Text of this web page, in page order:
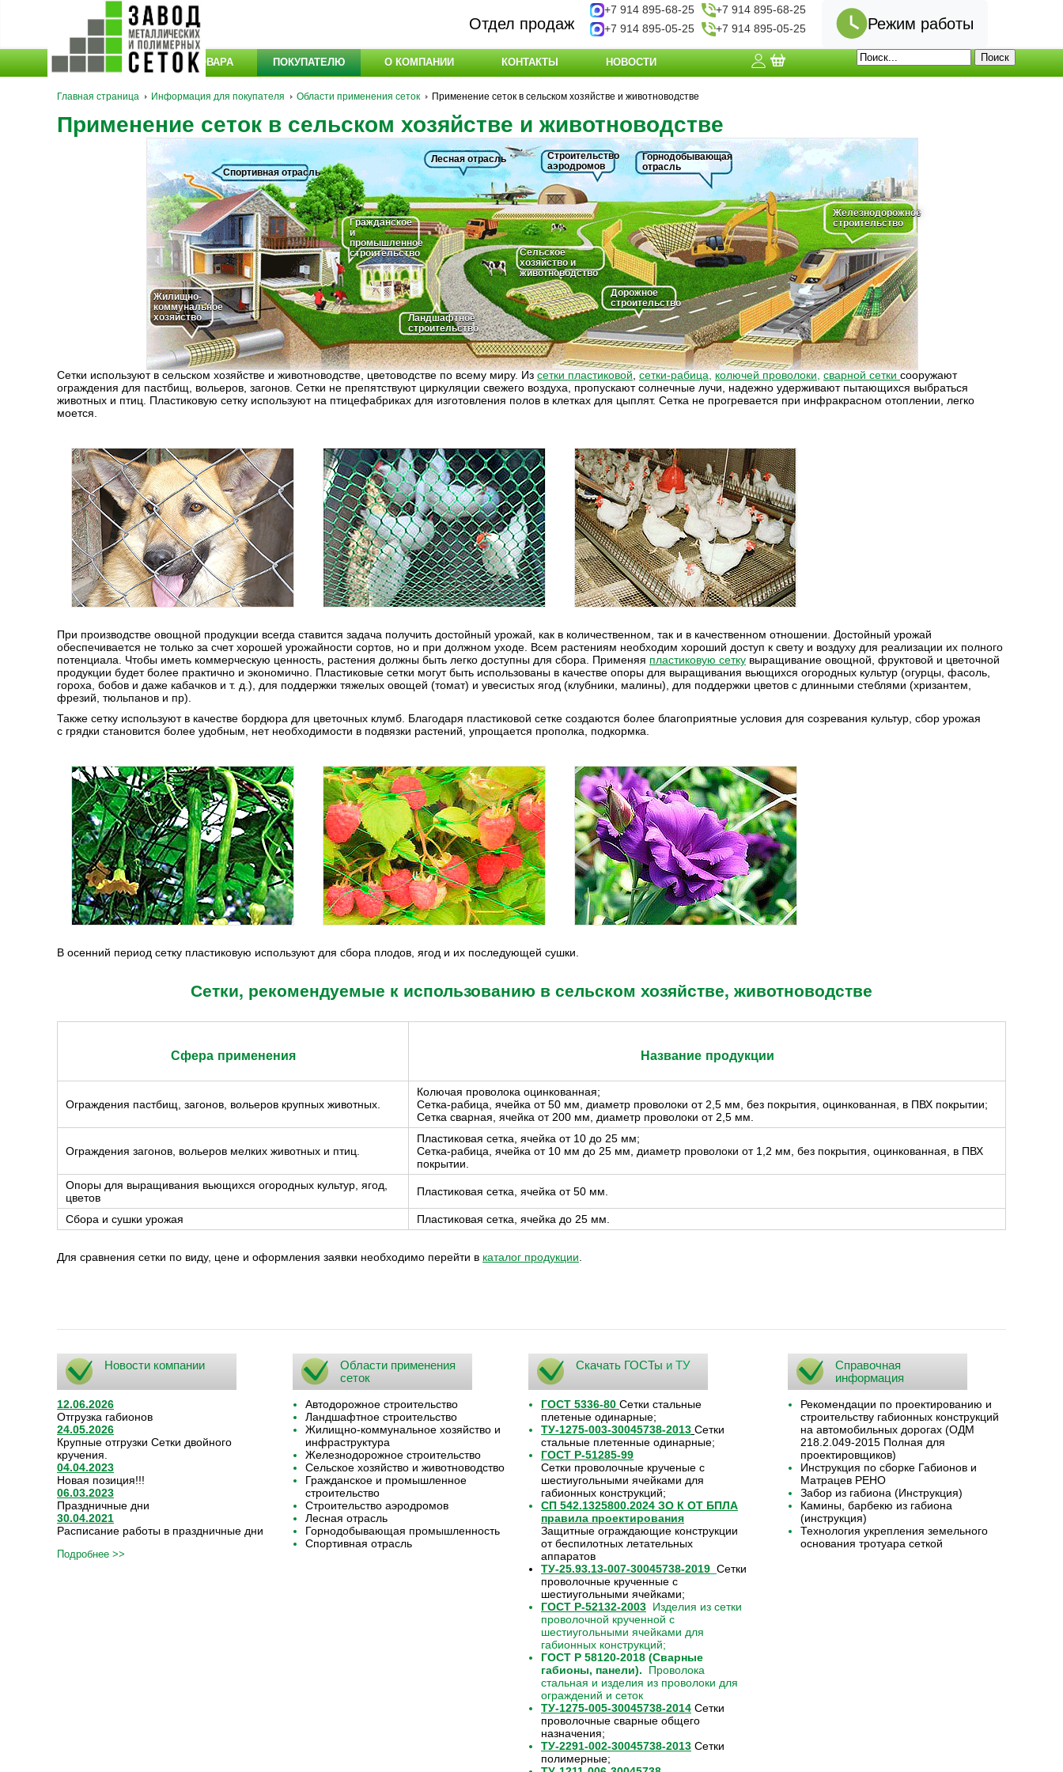
Отдел продаж
+7 914 895-68-25
+7 914 895-68-25
+7 914 895-05-25
+7 914 895-05-25 Режим работы
КАТАЛОГ ТОВАРА ПОКУПАТЕЛЮ О КОМПАНИИ КОНТАКТЫ НОВОСТИ
Главная страница Информация для покупателя Области применения сеток Применение сеток в сельском хозяйстве и животноводстве
Применение сеток в сельском хозяйстве и животноводстве
Спортивная отрасль
Лесная отрасль
Строительство
аэродромов
Горнодобывающая
отрасль
Гражданское
и
промышленное
строительство
Сельское
хозяйство и
животноводство
Железнодорожное
строительство
Жилищно-
коммунальное
хозяйство
Ландшафтное
строительство
Дорожное
строительство
Сетки используют в сельском хозяйстве и животноводстве, цветоводстве по всему миру. Из сетки пластиковой сетки-рабица колючей проволоки сварной сетки сооружают
ограждения для пастбищ, вольеров, загонов. Сетки не препятствуют циркуляции свежего воздуха, пропускают солнечные лучи, надежно удерживают пытающихся выбраться
животных и птиц. Пластиковую сетку используют на птицефабриках для изготовления полов в клетках для цыплят. Сетка не прогревается при инфракрасном отоплении, легко
моется.
При производстве овощной продукции всегда ставится задача получить достойный урожай, как в количественном, так и в качественном отношении. Достойный урожай
обеспечивается не только за счет хорошей урожайности сортов, но и при должном уходе. Всем растениям необходим хороший доступ к свету и воздуху для реализации их полного
потенциала. Чтобы иметь коммерческую ценность, растения должны быть легко доступны для сбора. Применяя пластиковую сетку выращивание овощной, фруктовой и цветочной
продукции будет более практично и экономично. Пластиковые сетки могут быть использованы в качестве опоры для выращивания вьющихся огородных культур (огурцы, фасоль,
гороха, бобов и даже кабачков и т. д. ), для поддержки тяжелых овощей (томат) и увесистых ягод (клубники, малины), для поддержки цветов с длинными стеблями (хризантем,
фрезий, тюльпанов и пр).
Также сетку используют в качестве бордюра для цветочных клумб. Благодаря пластиковой сетке создаются более благоприятные условия для созревания культур, сбор урожая
с грядки становится более удобным, нет необходимости в подвязки растений, упрощается прополка, подкормка.
В осенний период сетку пластиковую используют для сбора плодов, ягод и их последующей сушки.
Сетки, рекомендуемые к использованию в сельском хозяйстве, животноводстве
Сфера применения Название продукции
Ограждения пастбищ, загонов, вольеров крупных животных.
Колючая проволока оцинкованная;
Сетка-рабица , ячейка от 50 мм, диаметр проволоки от 2,5 мм, без покрытия, оцинкованная, в ПВХ покрытии;
Сетка сварная, ячейка от 200 мм, диаметр проволоки от 2,5 мм.
Ограждения загонов, вольеров мелких животных и птиц.
Пластиковая сетка, ячейка от 10 до 25 мм;
Сетка-рабица , ячейка от 10 мм до 25 мм, диаметр проволоки от 1,2 мм, без покрытия, оцинкованная, в ПВХ
покрытии.
Опоры для выращивания вьющихся огородных культур, ягод,
цветов
Пластиковая сетка, ячейка от 50 мм.
Сбора и сушки урожая Пластиковая сетка, ячейка до 25 мм.
Для сравнения сетки по виду, цене и оформления заявки необходимо перейти в каталог продукции
Новости компании
12.06.2026
Отгрузка габионов
24.05.2026
Крупные отгрузки Сетки двойного
кручения.
04.04.2023
Новая позиция!!!
06.03.2023
Праздничные дни
30.04.2021
Расписание работы в праздничные дни
Подробнее >>
Области применения
сеток
Автодорожное строительство
Ландшафтное строительство
Жилищно-коммунальное хозяйство и
инфраструктура
Железнодорожное строительство
Сельское хозяйство и животноводство
Гражданское и промышленное
строительство
Строительство аэродромов
Лесная отрасль
Горнодобывающая промышленность
Спортивная отрасль
Скачать ГОСТы и ТУ
ГОСТ 5336-80 Сетки стальные
плетеные одинарные;
ТУ-1275-003-30045738-2013 Сетки
стальные плетенные одинарные;
ГОСТ Р-51285-99
Сетки проволочные крученые с
шестиугольными ячейками для
габионных конструкций;
СП 542.1325800.2024 ЗО К ОТ БПЛА
правила проектирования
Защитные ограждающие конструкции
от беспилотных летательных
аппаратов
ТУ-25.93.13-007-30045738-2019 Сетки
проволочные крученные с
шестиугольными ячейками;
ГОСТ Р-52132-2003 Изделия из сетки
проволочной крученной с
шестиугольными ячейками для
габионных конструкций;
ГОСТ Р 58120-2018 (Сварные
габионы, панели). Проволока
стальная и изделия из проволоки для
ограждений и сеток
ТУ-1275-005-30045738-2014 Сетки
проволочные сварные общего
назначения;
ТУ-2291-002-30045738-2013 Сетки
полимерные;
Справочная
информация
Рекомендации по проектированию и
строительству габионных конструкций
на автомобильных дорогах (ОДМ
218.2.049-2015 Полная для
проектировщиков)
Инструкция по сборке Габионов и
Матрацев РЕНО
Забор из габиона (Инструкция)
Камины, барбекю из габиона
(инструкция)
Технология укрепления земельного
основания тротуара сеткой